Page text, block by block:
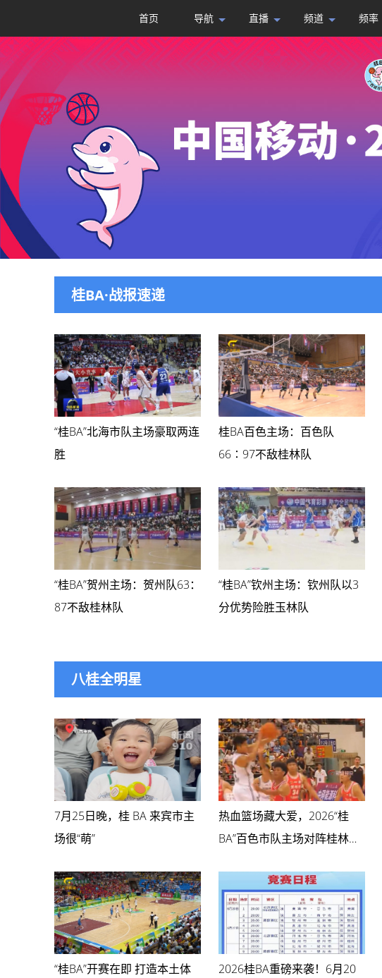
首页 导航 直播 频道 频率
桂BA·战报速递
“桂BA”北海市队主场豪取两连
胜
桂BA百色主场：百色队
66∶97不敌桂林队
“桂BA”贺州主场：贺州队63：
87不敌桂林队
“桂BA”钦州主场：钦州队以3
分优势险胜玉林队
八桂全明星
7月25日晚，桂 BA 来宾市主
场很“萌”
热血篮场藏大爱，2026“桂
BA”百色市队主场对阵桂林市
有门票收入将全额捐赠南宁横
州灾区，用于灾后重建与民生
保障。一张平价球票，一次善
意传递。
“桂BA”开赛在即 打造本土体
2026桂BA重磅来袭！6月20